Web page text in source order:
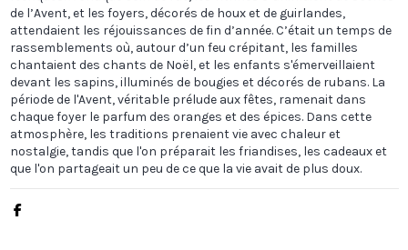
de l’Avent, et les foyers, décorés de houx et de guirlandes,
attendaient les réjouissances de fin d’année. C’était un temps de
rassemblements où, autour d’un feu crépitant, les familles
chantaient des chants de Noël, et les enfants s'émerveillaient
devant les sapins, illuminés de bougies et décorés de rubans. La
période de l'Avent, véritable prélude aux fêtes, ramenait dans
chaque foyer le parfum des oranges et des épices. Dans cette
atmosphère, les traditions prenaient vie avec chaleur et
nostalgie, tandis que l'on préparait les friandises, les cadeaux et
que l'on partageait un peu de ce que la vie avait de plus doux.